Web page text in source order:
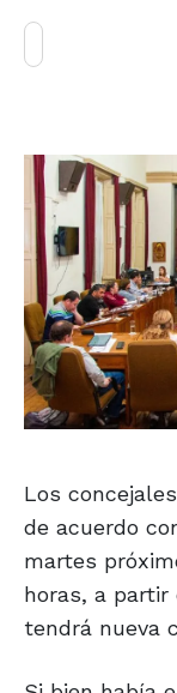
Los
de acuerdo
martes
horas, a
tendrá nueva